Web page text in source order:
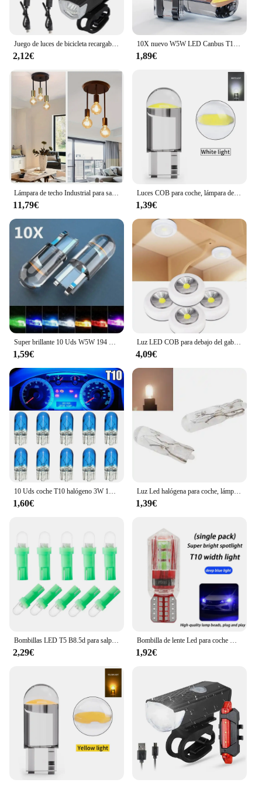
Juego de luces de bicicleta recargables por USB, luz delantera con luz trasera, fácil de instalar, 3 modos, accesorios para bicicleta
2,12€
10X nuevo W5W LED Canbus T10 luces de coche COB piezas interiores de vidrio bombillas 6000K blanco lámpara de matrícula de coche luz de lectura de cúpula 12V
1,89€
11,79€
Luces COB para coche, lámpara de lectura de cúpula, color blanco, 6000K, 3000K, amarillo, T10, W5W, 24V, camión, RV, piezas interiores, 2/10X
1,39€
1,59€
Luz LED COB para debajo del gabinete con pegatina adhesiva, luz nocturna inalámbrica, lámpara de pared para el hogar, funciona con pilas AAA, lámpara para armario
4,09€
1,60€
Luz Led halógena para coche, lámpara de 12v, 1,2 w, 10 piezas, W2W, T5, marcador lateral, Bombilla para salpicadero
1,39€
2,29€ 1,92€